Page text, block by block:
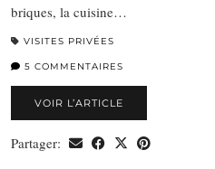
briques, la cuisine…
VISITES PRIVÉES
5 COMMENTAIRES
VOIR L’ARTICLE
Partager: